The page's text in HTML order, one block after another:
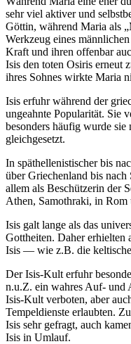
sehr viel aktiver und
Göttin, während Maria als
Werkzeug eines
Kraft und ihren offenbar
Isis den toten Osiris erneut
ihres Sohnes wirkte Maria
Isis erfuhr während der
ungeahnte Popularität. Sie
besonders häufig wurde
gleichgesetzt.
In späthellenistischer bis
über Griechenland bis
allem als Beschützerin der
Athen, Samothraki, in Rom
Isis galt lange als das
Gottheiten. Daher erhielten
Isis — wie z.B. die
Der Isis-Kult erfuhr
n.u.Z. ein wahres Auf- und
Isis-Kult verboten, aber
Tempeldienste erlaubten.
Isis sehr gefragt, auch
Isis in Umlauf.